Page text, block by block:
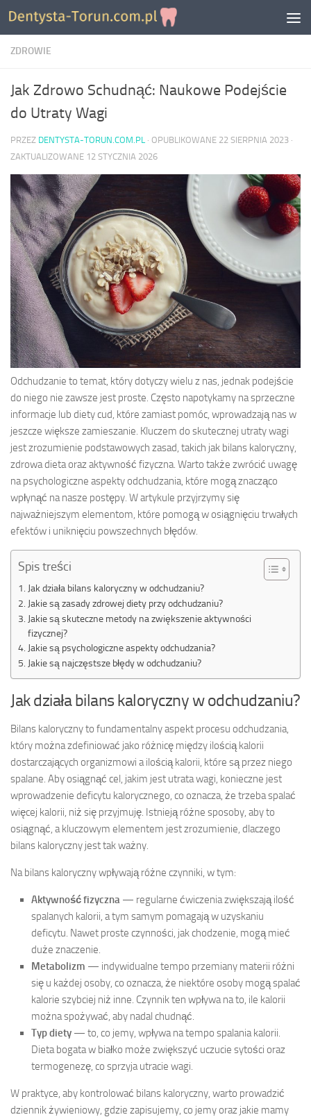
Skip to content
ZDROWIE
Jak Zdrowo Schudnąć: Naukowe Podejście
do Utraty Wagi
PRZEZ DENTYSTA-TORUN.COM.PL · OPUBLIKOWANE 22 SIERPNIA 2023 ·
ZAKTUALIZOWANE 12 STYCZNIA 2026
Odchudzanie to temat, który dotyczy wielu z nas, jednak podejście
do niego nie zawsze jest proste. Często napotykamy na sprzeczne
informacje lub diety cud, które zamiast pomóc, wprowadzają nas w
jeszcze większe zamieszanie. Kluczem do skutecznej utraty wagi
jest zrozumienie podstawowych zasad, takich jak bilans kaloryczny,
zdrowa dieta oraz aktywność fizyczna. Warto także zwrócić uwagę
na psychologiczne aspekty odchudzania, które mogą znacząco
wpłynąć na nasze postępy. W artykule przyjrzymy się
najważniejszym elementom, które pomogą w osiągnięciu trwałych
efektów i uniknięciu powszechnych błędów.
Spis treści
Jak działa bilans kaloryczny w odchudzaniu?
Jakie są zasady zdrowej diety przy odchudzaniu?
Jakie są skuteczne metody na zwiększenie aktywności
fizycznej?
Jakie są psychologiczne aspekty odchudzania?
Jakie są najczęstsze błędy w odchudzaniu?
Jak działa bilans kaloryczny w odchudzaniu?
Bilans kaloryczny to fundamentalny aspekt procesu odchudzania,
który można zdefiniować jako różnicę między ilością kalorii
dostarczających organizmowi a ilością kalorii, które są przez niego
spalane. Aby osiągnąć cel, jakim jest utrata wagi, konieczne jest
wprowadzenie deficytu kalorycznego, co oznacza, że trzeba spalać
więcej kalorii, niż się przyjmuję. Istnieją różne sposoby, aby to
osiągnąć, a kluczowym elementem jest zrozumienie, dlaczego
bilans kaloryczny jest tak ważny.
Na bilans kaloryczny wpływają różne czynniki, w tym:
Aktywność fizyczna — regularne ćwiczenia zwiększają ilość
spalanych kalorii, a tym samym pomagają w uzyskaniu
deficytu. Nawet proste czynności, jak chodzenie, mogą mieć
duże znaczenie.
Metabolizm — indywidualne tempo przemiany materii różni
się u każdej osoby, co oznacza, że niektóre osoby mogą spalać
kalorie szybciej niż inne. Czynnik ten wpływa na to, ile kalorii
można spożywać, aby nadal chudnąć.
Typ diety — to, co jemy, wpływa na tempo spalania kalorii.
Dieta bogata w białko może zwiększyć uczucie sytości oraz
termogenezę, co sprzyja utracie wagi.
W praktyce, aby kontrolować bilans kaloryczny, warto prowadzić
dziennik żywieniowy, gdzie zapisujemy, co jemy oraz jakie mamy